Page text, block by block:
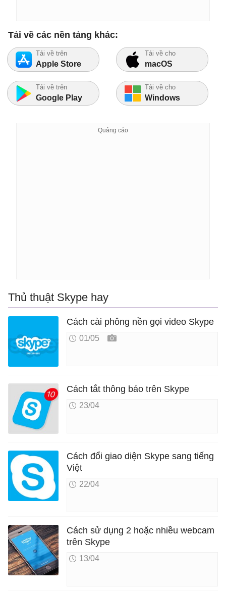
Tải về các nền tảng khác:
Tải về trên
Apple Store
Tải về trên
Google Play
Tải về cho
macOS
Tải về cho
Windows
Thủ thuật Skype hay
Cách cài phông nền gọi video Skype
01/05
Cách tắt thông báo trên Skype
23/04
Cách đổi giao diện Skype sang tiếng
Việt
22/04
Cách sử dụng 2 hoặc nhiều webcam
trên Skype
13/04